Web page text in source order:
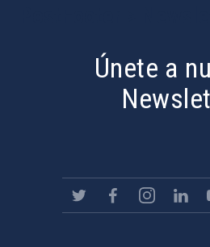
Únete a